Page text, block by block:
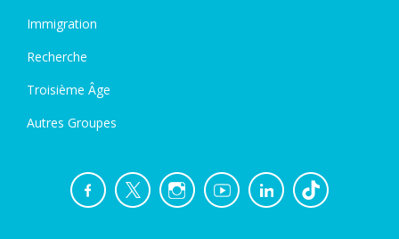
Immigration
Recherche
Troisième Âge
Autres Groupes